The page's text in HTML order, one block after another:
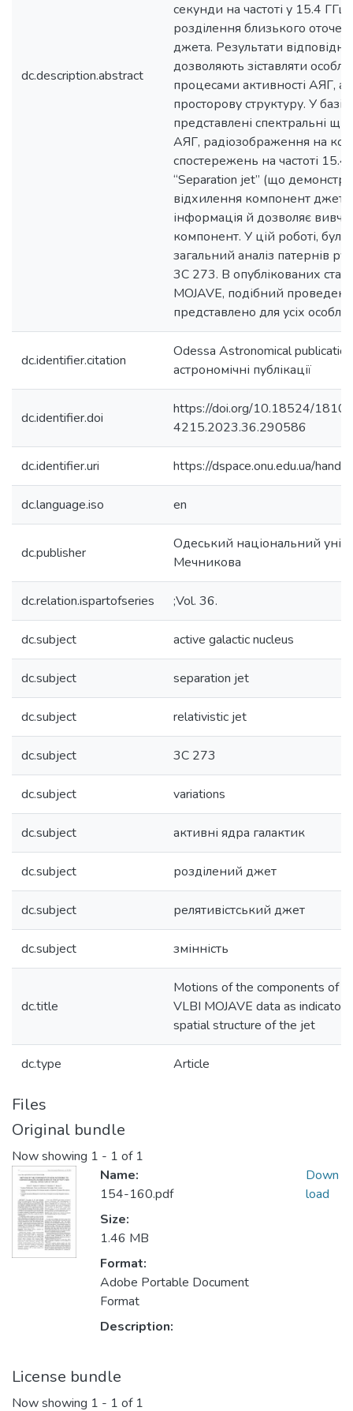
dc.description.abstract
секунди на частоті у 15.4
розділення близького
джета. Результати
дозволяють зіставляти
процесами активності АЯГ, а
просторову структуру. У базі
представлені спектральні
АЯГ, радіозображення на
спостережень на частоті 15.4
“Separation jet” (що
відхилення компонент джета
інформація й дозволяє
компонент. У цій роботі,
загальний аналіз патернів
3С 273. В опублікованих
MOJAVE, подібний
представлено для усіх
dc.identifier.citation
Odessa Astronomical
астрономічні публікації
dc.identifier.doi
https://doi.org/10.18524/1810-
4215.2023.36.290586
dc.identifier.uri https://dspace.onu.edu.ua/
dc.language.iso en
dc.publisher
Одеський національний
Мечникова
dc.relation.ispartofseries ;Vol. 36.
dc.subject active galactic nucleus
dc.subject separation jet
dc.subject relativistic jet
dc.subject 3C 273
dc.subject variations
dc.subject активні ядра галактик
dc.subject розділений джет
dc.subject релятивістський джет
dc.subject змінність
dc.title
Motions of the components of
VLBI MOJAVE data as
spatial structure of the jet
dc.type Article
Files
Original bundle
Now showing 1 - 1 of 1
Name:
154-160.pdf
Size:
1.46 MB
Format:
Adobe Portable Document
Format
Description:
Down
load
License bundle
Now showing 1 - 1 of 1